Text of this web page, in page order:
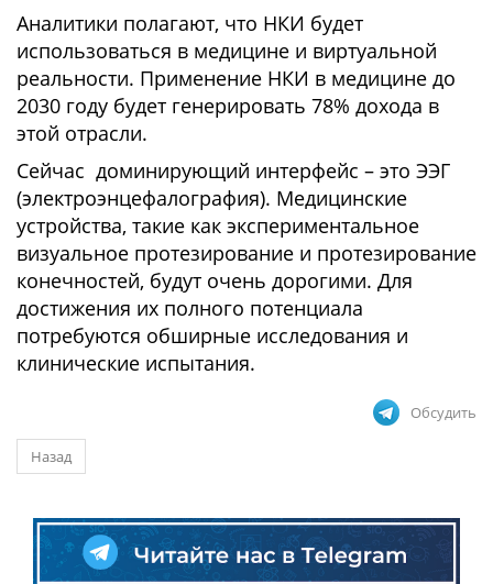
Аналитики полагают, что НКИ будет
использоваться в медицине и виртуальной
реальности. Применение НКИ в медицине до
2030 году будет генерировать 78% дохода в
этой отрасли.
Сейчас доминирующий интерфейс – это ЭЭГ
(электроэнцефалография). Медицинские
устройства, такие как экспериментальное
визуальное протезирование и протезирование
конечностей, будут очень дорогими. Для
достижения их полного потенциала
потребуются обширные исследования и
клинические испытания.
Обсудить
Назад